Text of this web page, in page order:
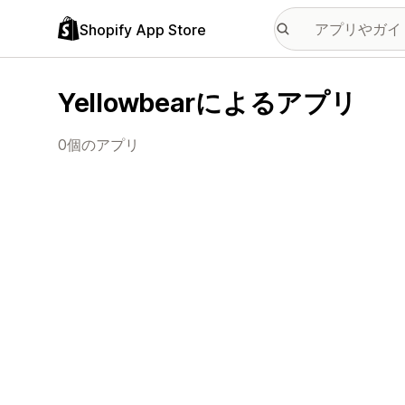
Shopify App Store
Yellowbearによるアプリ
0個のアプリ